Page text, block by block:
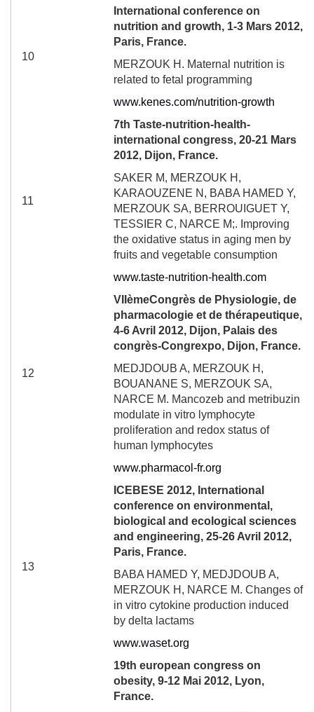
10
International conference on
nutrition and growth, 1-3 Mars 2012,
Paris, France.
MERZOUK H. Maternal nutrition is
related to fetal programming
www.kenes.com/nutrition-growth
11
7th Taste-nutrition-health-
international congress, 20-21 Mars
2012, Dijon, France.
SAKER M, MERZOUK H,
KARAOUZENE N, BABA HAMED Y,
MERZOUK SA, BERROUIGUET Y,
TESSIER C, NARCE M;. Improving
the oxidative status in aging men by
fruits and vegetable consumption
www.taste-nutrition-health.com
12
VII èmeCongrès de Physiologie, de
pharmacologie et de thérapeutique,
4-6 Avril 2012, Dijon, Palais des
congrès-Congrexpo, Dijon, France.
MEDJDOUB A, MERZOUK H,
BOUANANE S, MERZOUK SA,
NARCE M. Mancozeb and metribuzin
modulate in vitro lymphocyte
proliferation and redox status of
human lymphocytes
www.pharmacol-fr.org
13
ICEBESE 2012, International
conference on environmental,
biological and ecological sciences
and engineering, 25-26 Avril 2012,
Paris, France.
BABA HAMED Y, MEDJDOUB A,
MERZOUK H, NARCE M. Changes of
in vitro cytokine production induced
by delta lactams
www.waset.org
19th european congress on
obesity, 9-12 Mai 2012, Lyon,
France.